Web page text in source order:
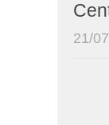
21/